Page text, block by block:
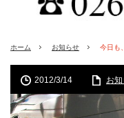
ホーム お知らせ 今日も
2012/3/14 お